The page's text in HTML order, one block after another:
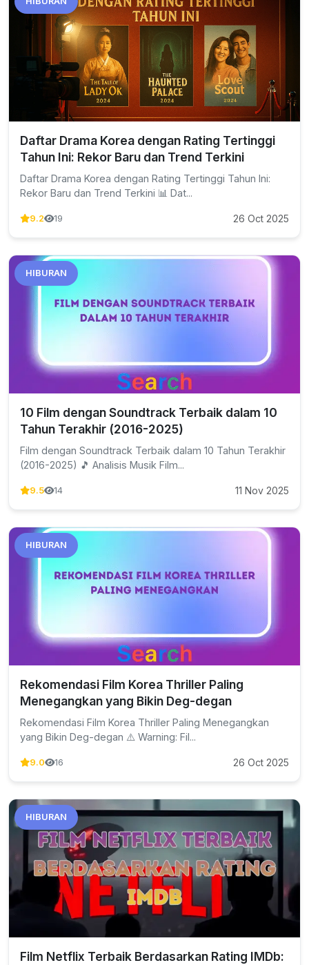
Daftar Drama Korea dengan Rating Tertinggi
Tahun Ini: Rekor Baru dan Trend Terkini
Daftar Drama Korea dengan Rating Tertinggi Tahun Ini:
Rekor Baru dan Trend Terkini 📊 Dat...
9.2 19 26 Oct 2025
HIBURAN
10 Film dengan Soundtrack Terbaik dalam 10
Tahun Terakhir (2016-2025)
Film dengan Soundtrack Terbaik dalam 10 Tahun Terakhir
(2016-2025) 🎵 Analisis Musik Film...
9.5 14 11 Nov 2025
HIBURAN
Rekomendasi Film Korea Thriller Paling
Menegangkan yang Bikin Deg-degan
Rekomendasi Film Korea Thriller Paling Menegangkan
yang Bikin Deg-degan ⚠️ Warning: Fil...
9.0 16 26 Oct 2025
HIBURAN
Film Netflix Terbaik Berdasarkan Rating IMDb: